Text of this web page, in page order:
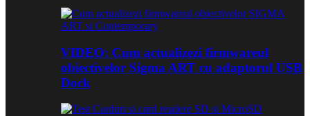
VIDEO: Cum actualizezi firmwareul
obiectivelor Sigma ART cu adaptorul USB
Dock